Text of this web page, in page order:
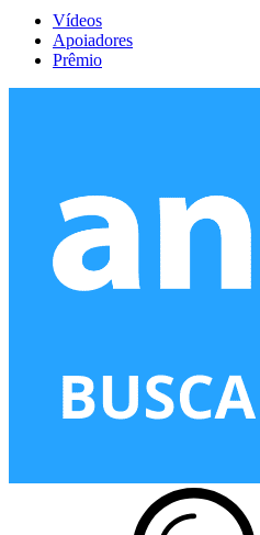
Vídeos
Apoiadores
Prêmio